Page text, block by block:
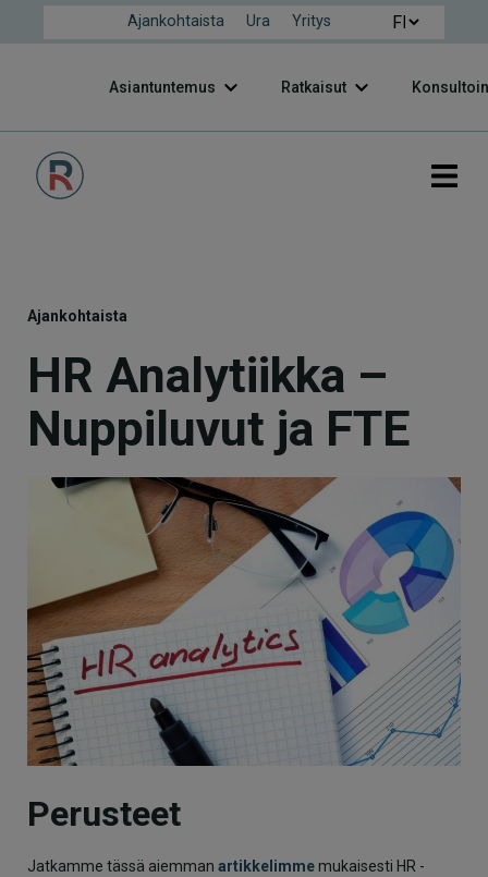
Ajankohtaista Ura Yritys
Asiantuntemus Ratkaisut
Ajankohtaista
HR Analytiikka –
Nuppiluvut ja FTE
Perusteet
Jatkamme tässä aiemman artikkelimmemukaisesti HR -